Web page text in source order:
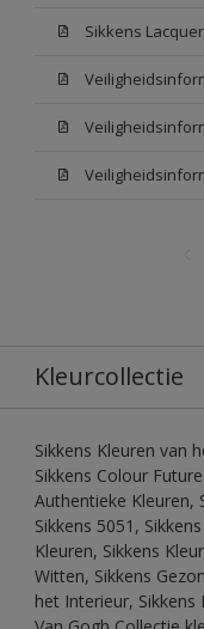
Kleurcollectie
Sikkens Kleuren van
Sikkens Colour
Authentieke Kleuren,
Sikkens 5051,
Kleuren, Sikkens
Witten, Sikkens
het Interieur, Sikkens